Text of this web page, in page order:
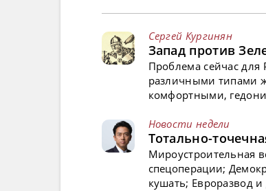
Сергей Кургинян
Запад против
Проблема сейчас для
различными типами
комфортными,
Новости недели
Тотально-
Мироустроительная
спецоперации;
кушать; Евроразвод